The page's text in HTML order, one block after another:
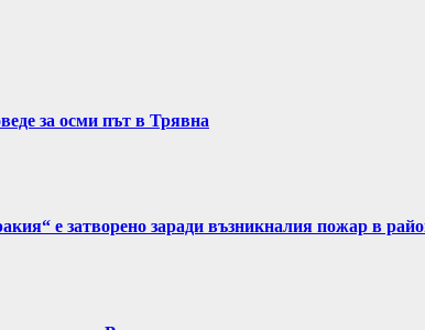
за осми път в Трявна
е затворено заради възникналия пожар в